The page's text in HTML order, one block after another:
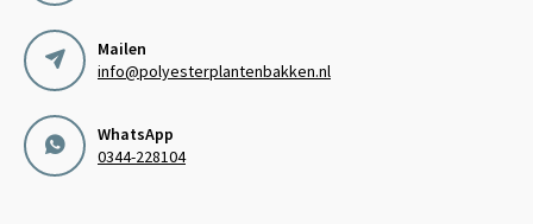
Mailen
info@polyesterplantenbakken.nl
WhatsApp
0344-228104